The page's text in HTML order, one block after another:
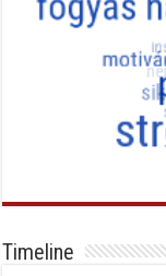
Timeline